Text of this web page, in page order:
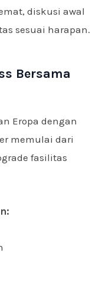
diskusi awal
sesuai harapan.
Bersama
Eropa dengan
memulai dari
fasilitas